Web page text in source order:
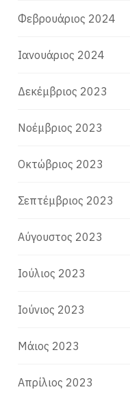
Φεβρουάριος 2024
Ιανουάριος 2024
Δεκέμβριος 2023
Νοέμβριος 2023
Οκτώβριος 2023
Σεπτέμβριος 2023
Αύγουστος 2023
Ιούλιος 2023
Ιούνιος 2023
Μάιος 2023
Απρίλιος 2023